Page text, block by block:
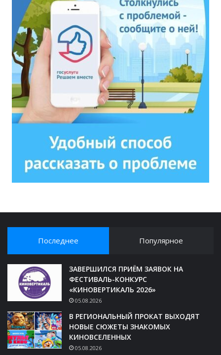
Последнее Популярное
ЗАВЕРШИЛСЯ ПРИЁМ ЗАЯВОК НА
ФЕСТИВАЛЬ-КОНКУРС
«КИНОВЕРТИКАЛЬ 2026»
05.08.2026
В РЕГИОНАЛЬНЫЙ ПРОКАТ ВЫХОДЯТ
НОВЫЕ СЮЖЕТЫ ЗНАКОМЫХ
КИНОВСЕЛЕННЫХ
05.08.2026